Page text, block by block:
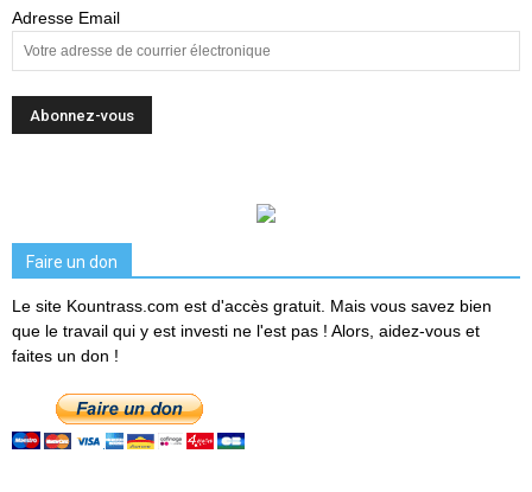
Adresse Email
Faire un don
Le site Kountrass.com est d'accès gratuit. Mais vous savez bien
que le travail qui y est investi ne l'est pas ! Alors, aidez-vous et
faites un don !